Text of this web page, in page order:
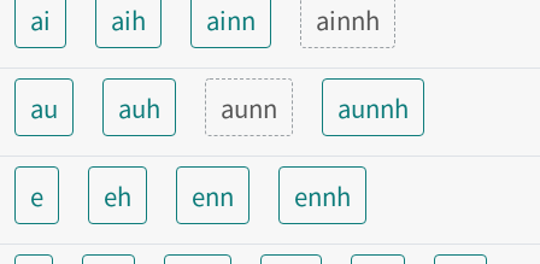
ai aih ainn ainnh
au auh aunn aunnh
e eh enn ennh